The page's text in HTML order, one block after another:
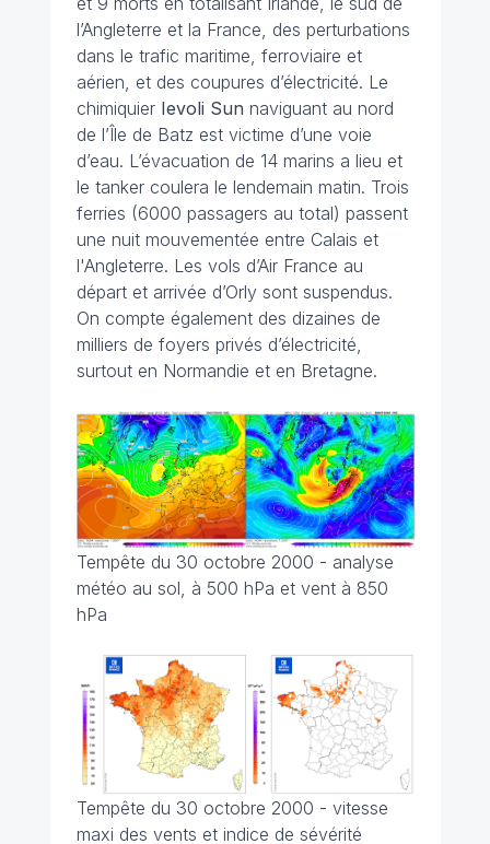
l’Angleterre et la France, des perturbations
dans le trafic maritime, ferroviaire et
aérien, et des coupures d’électricité. Le
chimiquier Ievoli Sun naviguant au nord
de l’Île de Batz est victime d’une voie
d’eau. L’évacuation de 14 marins a lieu et
le tanker coulera le lendemain matin. Trois
ferries (6000 passagers au total) passent
une nuit mouvementée entre Calais et
l'Angleterre. Les vols d’Air France au
départ et arrivée d’Orly sont suspendus.
On compte également des dizaines de
milliers de foyers privés d’électricité,
surtout en Normandie et en Bretagne.
Tempête du 30 octobre 2000 - analyse
météo au sol, à 500 hPa et vent à 850
hPa
Tempête du 30 octobre 2000 - vitesse
maxi des vents et indice de sévérité